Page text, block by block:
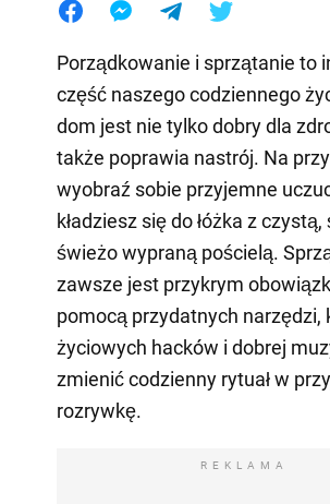
Porządkowanie i sprzątanie to
część naszego codziennego
dom jest nie tylko dobry dla
także poprawia nastrój. Na
wyobraź sobie przyjemne
kładziesz się do łóżka z czystą,
świeżo wypraną pościelą.
zawsze jest przykrym
pomocą przydatnych narzędzi,
życiowych hacków i dobrej
zmienić codzienny rytuał w
rozrywkę.
REKLAMA